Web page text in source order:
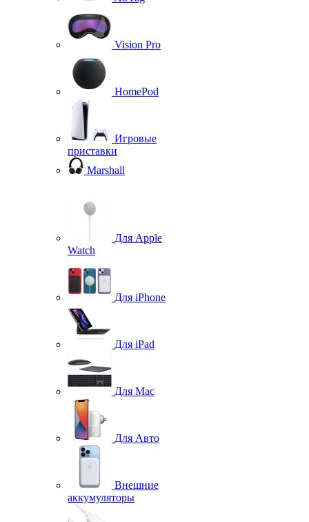
Vision Pro
HomePod
Игровые
приставки
Marshall
Для Apple
Watch
Для iPhone
Для iPad
Для Mac
Для Авто
Внешние
аккумуляторы